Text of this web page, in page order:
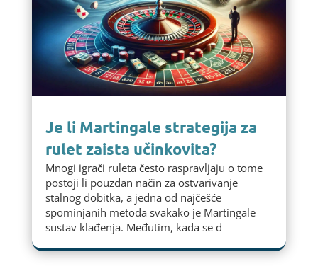
Je li Martingale strategija za
rulet zaista učinkovita?
Mnogi igrači ruleta često raspravljaju o tome
postoji li pouzdan način za ostvarivanje
stalnog dobitka, a jedna od najčešće
spominjanih metoda svakako je Martingale
sustav klađenja. Međutim, kada se d